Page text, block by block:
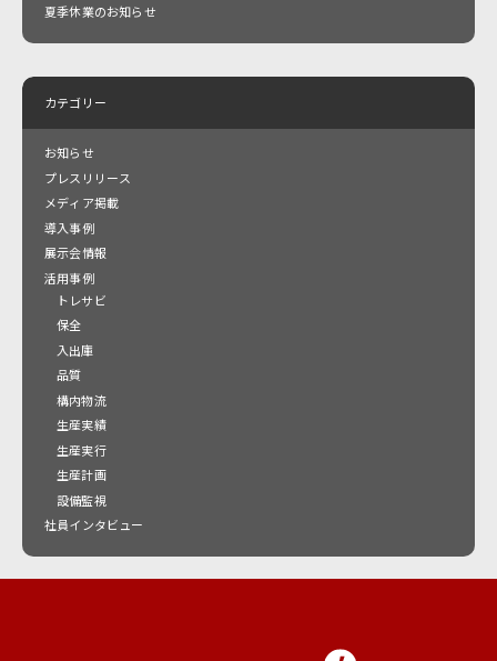
夏季休業のお知らせ
カテゴリー
お知らせ
プレスリリース
メディア掲載
導入事例
展示会情報
活用事例
トレサビ
保全
入出庫
品質
構内物流
生産実績
生産実行
生産計画
設備監視
社員インタビュー